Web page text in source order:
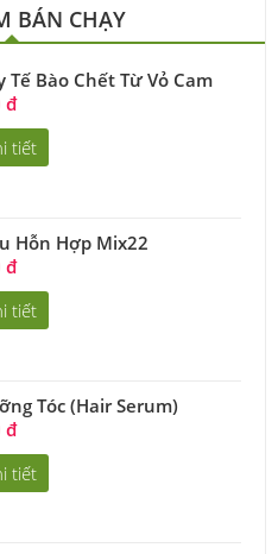
BÁN CHẠY
Tế Bào Chết Từ Vỏ Cam
đ
tiết
Hỗn Hợp Mix22
đ
tiết
Tóc (Hair Serum)
đ
tiết